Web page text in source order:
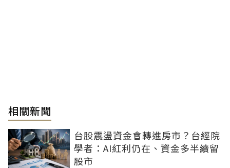
相關新聞
台股震盪資金會轉進房市？台經院
學者：AI紅利仍在、資金多半續留
股市